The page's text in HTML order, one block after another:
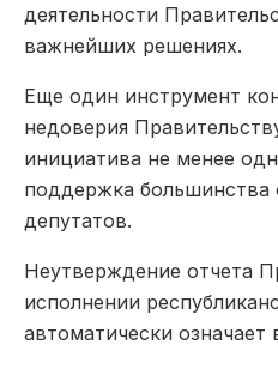
деятельности
важнейших решениях.
Еще один инструмент
недоверия
инициатива не менее
поддержка большинства
депутатов.
Неутверждение отчета
исполнении
автоматически означает